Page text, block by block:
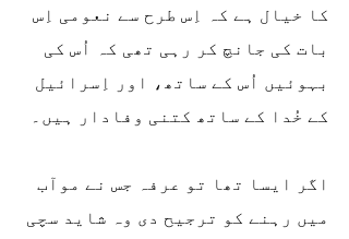
کا خیال ہے کہ اِس طرح سے نعومی اِس
بات کی جانچ کر رہی تھی کہ اُس کی
بہوئیں اُس کے ساتھ، اور اِسرائیل
کے خُدا کے ساتھ کتنی وفادار ہیں۔
اگر ایسا تھا تو عرفہ جس نے موآب
میں رہنے کو ترجیح دی وہ شاید سچی